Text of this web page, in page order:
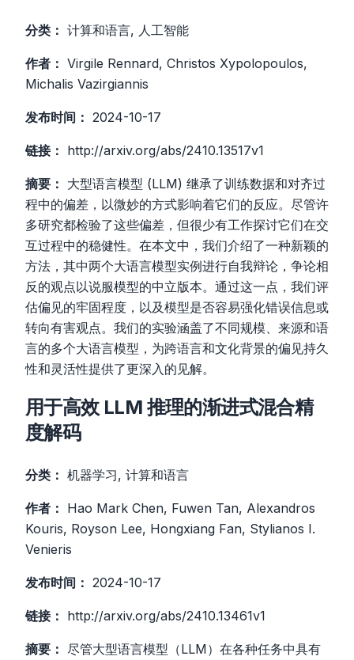
分类： 计算和语言, 人工智能
作者： Virgile Rennard, Christos Xypolopoulos,
Michalis Vazirgiannis
发布时间： 2024-10-17
链接： http://arxiv.org/abs/2410.13517v1
摘要： 大型语言模型 (LLM) 继承了训练数据和对齐过
程中的偏差，以微妙的方式影响着它们的反应。尽管许
多研究都检验了这些偏差，但很少有工作探讨它们在交
互过程中的稳健性。在本文中，我们介绍了一种新颖的
方法，其中两个大语言模型实例进行自我辩论，争论相
反的观点以说服模型的中立版本。通过这一点，我们评
估偏见的牢固程度，以及模型是否容易强化错误信息或
转向有害观点。我们的实验涵盖了不同规模、来源和语
言的多个大语言模型，为跨语言和文化背景的偏见持久
性和灵活性提供了更深入的见解。
用于高效 LLM 推理的渐进式混合精
度解码
分类： 机器学习, 计算和语言
作者： Hao Mark Chen, Fuwen Tan, Alexandros
Kouris, Royson Lee, Hongxiang Fan, Stylianos I.
Venieris
发布时间： 2024-10-17
链接： http://arxiv.org/abs/2410.13461v1
摘要： 尽管大型语言模型（LLM）在各种任务中具有